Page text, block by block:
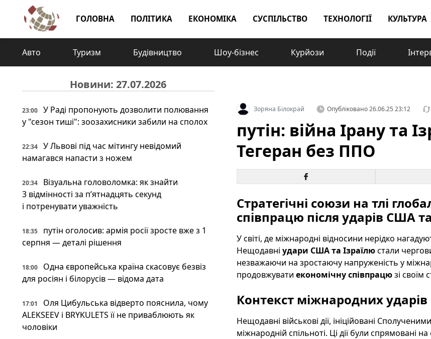
ГОЛОВНА ПОЛІТИКА ЕКОНОМІКА СУСПІЛЬСТВО ТЕХНОЛОГІЇ КУЛЬТУРА
Авто Туризм Будівництво Шоу-бізнес Курйози Події
Новини: 27.07.2026
23:00
У Раді пропонують дозволити полювання
у "сезон тиші": зоозахисники забили на сполох
22:34
У Львові під час мітингу невідомий
намагався напасти з ножем
20:34
Візуальна головоломка: як знайти
3 відмінності за п’ятнадцять секунд
і потренувати уважність
18:35
путін оголосив: армія росії зросте вже з 1
серпня — деталі рішення
18:00
Одна європейська країна скасовує безвіз
для росіян і білорусів — відома дата
17:01
Оля Цибульська відверто пояснила, чому
ALEKSEEV і BRYKULETS її не приваблюють як
чоловіки
Зоряна Білокрай Опубліковано26.06.25 23:12
путін: війна Ірану та
Тегеран без ППО
Стратегічні союзи на тлі
співпрацю після ударів США
У світі, де міжнародні відносини нерідко
Нещодавні удари США та Ізраїлюстали
незважаючи на зростаючу напруженість у
продовжувати економічну співпрацюзі своїм
Контекст міжнародних ударів
Нещодавні військові дії, ініційовані
міжнародній спільноті. Ці дії були спрямовані